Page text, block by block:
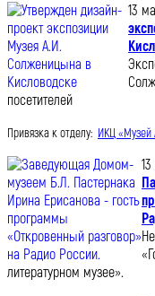
13
посетителей
Привязка к отделу: ИКЦ «Музей
литературном музее».